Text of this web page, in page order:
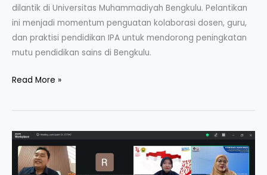
dilantik di Universitas Muhammadiyah Bengkulu. Pelantikan
ini menjadi momentum penguatan kolaborasi dosen, guru,
dan praktisi pendidikan IPA untuk mendorong peningkatan
mutu pendidikan sains di Bengkulu.
Pelantikan
PPII
Bengkulu
Periode
2026–
Read More »